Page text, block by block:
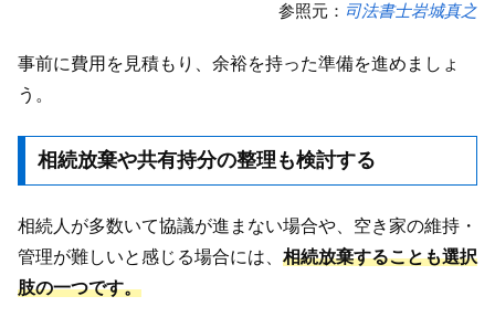
参照元： 司法書士岩城真之
事前に費用を見積もり、余裕を持った準備を進めましょ
う。
相続放棄や共有持分の整理も検討する
相続人が多数いて協議が進まない場合や、空き家の維持・
管理が難しいと感じる場合には、 相続放棄することも選択
肢の一つです。